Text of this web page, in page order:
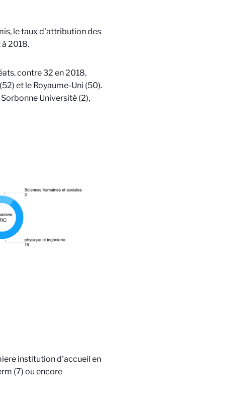
le taux d'attribution des
2018.
contre 32 en 2018,
et le Royaume-Uni (50).
Université (2),
institution d'accueil en
(7) ou encore